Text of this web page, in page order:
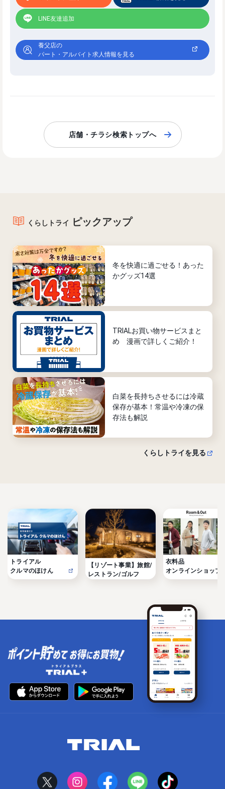
LINE友達追加
養父店の
パート・アルバイト求人情報を見る
店舗・チラシ検索トップへ
くらしトライ ピックアップ
冬を快適に過ごせる！あった
かグッズ14選
TRIALお買い物サービスまと
め 漫画で詳しくご紹介！
白菜を長持ちさせるには冷蔵
保存が基本！常温や冷凍の保
存法も解説
くらしトライを見る
トライアル
クルマのほけん
【リゾート事業】旅館/
レストラン/ゴルフ
衣料品
オンラインショップ